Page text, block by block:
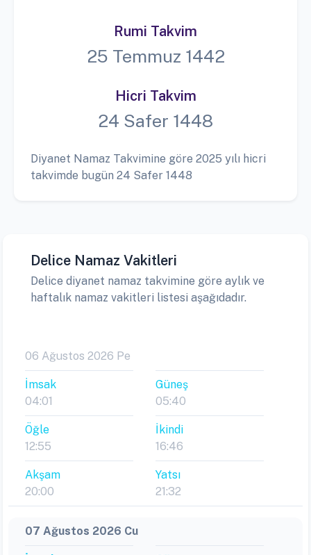
Rumi Takvim
25 Temmuz 1442
Hicri Takvim
24 Safer 1448
Diyanet Namaz Takvimine göre 2025 yılı hicri
takvimde bugün 24 Safer 1448
Delice Namaz Vakitleri
Delice diyanet namaz takvimine göre aylık ve
haftalık namaz vakitleri listesi aşağıdadır.
06 Ağustos 2026 Pe
İmsak
04:01
Güneş
05:40
Öğle
12:55
İkindi
16:46
Akşam
20:00
Yatsı
21:32
07 Ağustos 2026 Cu